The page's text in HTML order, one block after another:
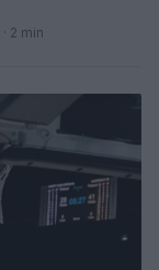
· 2 min